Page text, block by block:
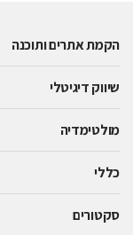
field
הקמת אתרים ותוכנה
שיווק דיגיטלי
מולטימדיה
כללי
סקטורים